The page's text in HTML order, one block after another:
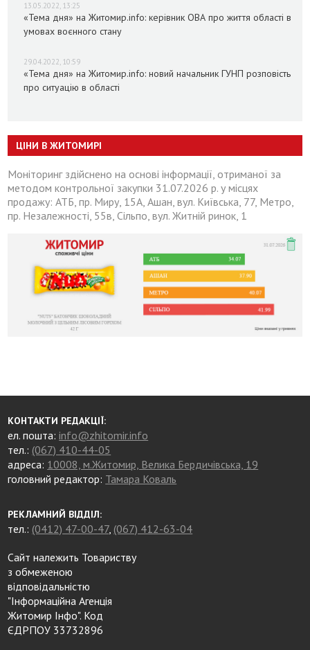
13.05.2022, 13:25
«Тема дня» на Житомир.info: керівник ОВА про життя області в
умовах воєнного стану
29.04.2022, 10:59
«Тема дня» на Житомир.info: новий начальник ГУНП розповість
про ситуацію в області
ЦІНИ В ЖИТОМИРІ
Моніторинг здійснено на основі інформації, отриманої за
методом контрольної закупки 31.07.2026 р. у місцях
продажу: АТБ, пр. Миру, 15А, Ашан, вул. Київська, 77, Метро,
пр. Незалежності, 55в, Сільпо, вул. Житній ринок, 1
КОНТАКТИ РЕДАКЦІЇ:
ел. пошта:info@zhitomir.info
тел.: (067) 410-44-05
адреса: 10008, м.Житомир, Велика Бердичівська, 19
головний редактор: Тамара Коваль
РЕКЛАМНИЙ ВІДДІЛ:
тел.: (0412) 47-00-47, (067) 412-63-04
Сайт належить Товариству
з обмеженою
відповідальністю
"Інформаційна Агенція
Житомир Інфо". Код
ЄДРПОУ 33732896